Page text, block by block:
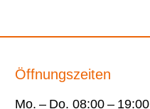
Öffnungszeiten
Mo. – Do.08:00 –